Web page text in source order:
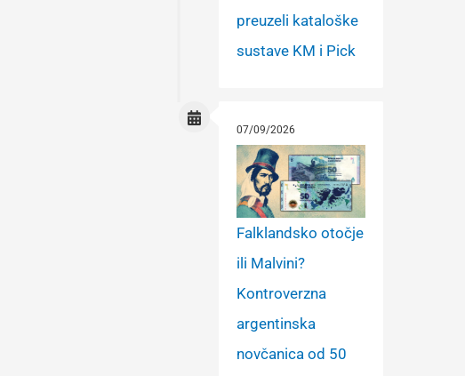
preuzeli kataloške
sustave KM i Pick
07/09/2026
Falklandsko otočje
ili Malvini?
Kontroverzna
argentinska
novčanica od 50